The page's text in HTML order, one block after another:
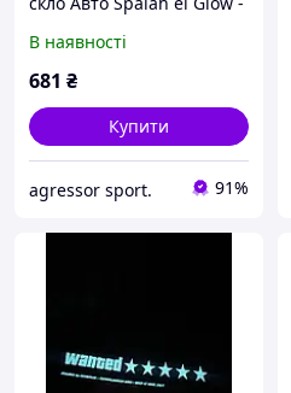
режимів горіння з
анімацією!
В наявності
681 ₴
Купити
agressor sport. 91%